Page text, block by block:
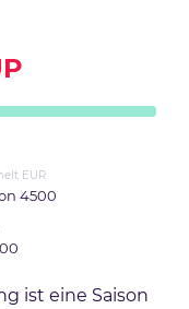
EUR
4500
ist eine Saison